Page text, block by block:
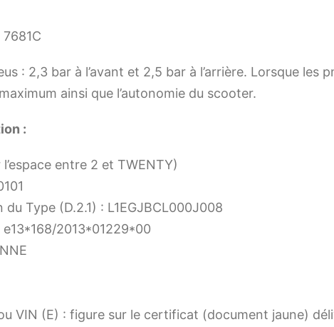
: 2,3 bar à l’avant et 2,5 bar à l’arrière. Lorsque les
ainsi que l’autonomie du scooter.
:
entre 2 et TWENTY)
Type (D.2.1) : L1EGJBCL000J008
2013*01229*00
VIN (E) : figure sur le certificat (document jaune)